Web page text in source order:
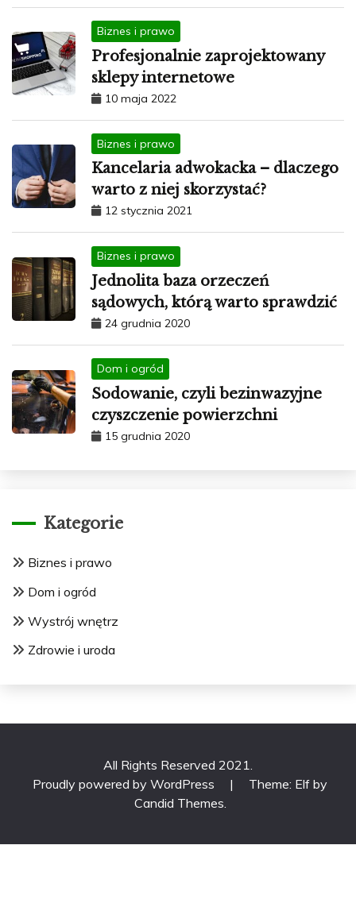
Biznes i prawo
Profesjonalnie zaprojektowany
sklepy internetowe
10 maja 2022
Biznes i prawo
Kancelaria adwokacka – dlaczego
warto z niej skorzystać?
12 stycznia 2021
Biznes i prawo
Jednolita baza orzeczeń
sądowych, którą warto sprawdzić
24 grudnia 2020
Dom i ogród
Sodowanie, czyli bezinwazyjne
czyszczenie powierzchni
15 grudnia 2020
Kategorie
Biznes i prawo
Dom i ogród
Wystrój wnętrz
Zdrowie i uroda
All Rights Reserved 2021.
Proudly powered by WordPress
|
Theme: Elf by
Candid Themes.